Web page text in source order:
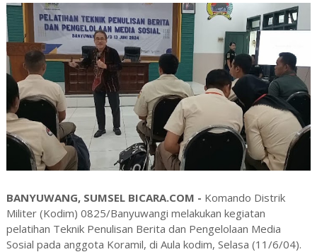
BANYUWANG, SUMSEL BICARA.COM - Komando Distrik
Militer (Kodim) 0825/Banyuwangi melakukan kegiatan
pelatihan Teknik Penulisan Berita dan Pengelolaan Media
Sosial pada anggota Koramil, di Aula kodim, Selasa (11/6/04).